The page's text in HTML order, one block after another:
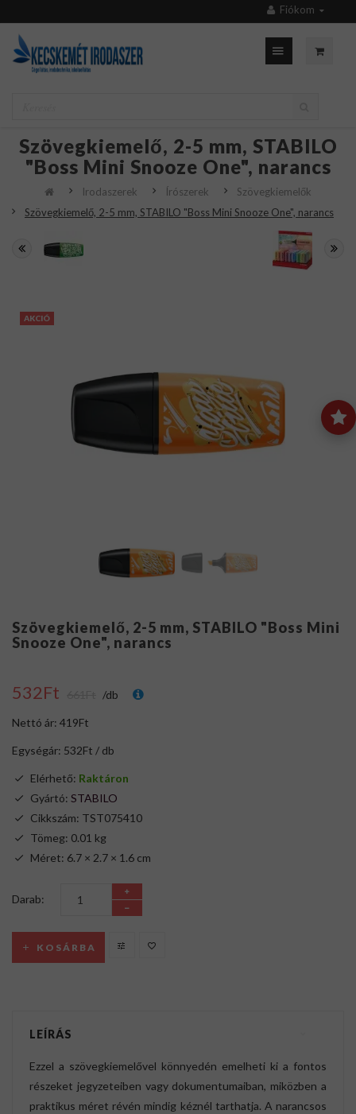
Fiókom
Szövegkiemelő, 2-5 mm, STABILO
"Boss Mini Snooze One", narancs
Irodaszerek Írószerek
Szövegkiemelők
Szövegkiemelő, 2-5 mm, STABILO "Boss Mini Snooze One", narancs
AKCIÓ
Szövegkiemelő, 2-5 mm, STABILO "Boss Mini
Snooze One", narancs
532Ft /db
Nettó ár: 419Ft
Egységár: 532Ft / db
Elérhető: Raktáron
Gyártó: STABILO
Cikkszám: TST075410
Tömeg: 0.01 kg
Méret: 6.7 × 2.7 × 1.6 cm
Darab:
KOSÁRBA
LEÍRÁS
Ezzel a szövegkiemelővel könnyedén emelheti ki a fontos
részeket jegyzeteiben vagy dokumentumaiban, miközben a
praktikus méret révén mindig kéznél tarthatja. A narancsos